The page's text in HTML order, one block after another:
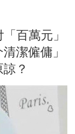
百萬元」
潔僱傭」
？